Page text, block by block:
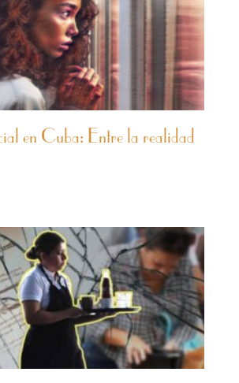
en Cuba: Entre la realidad